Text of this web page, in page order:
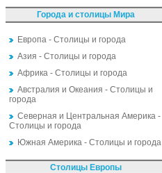
Города и столицы Мира
Европа - Столицы и города
Азия - Столицы и города
Африка - Столицы и города
Австралия и Океания - Столицы и
города
Северная и Центральная Америка -
Столицы и города
Южная Америка - Столицы и города
Столицы Европы